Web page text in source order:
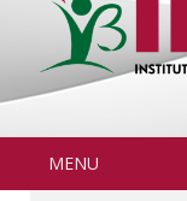
MENU